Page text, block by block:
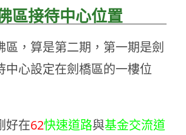
區接待中心位置
區，算是第二期，第一期是劍
中心設定在劍橋區的一樓位
好在62快速道路與基金交流道